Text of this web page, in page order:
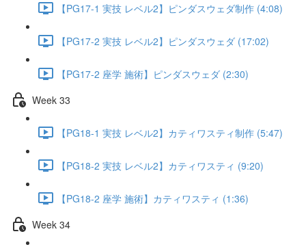
【PG17-1 実技 レベル2】ピンダスウェダ制作 (4:08)
【PG17-2 実技 レベル2】ピンダスウェダ (17:02)
【PG17-2 座学 施術】ピンダスウェダ (2:30)
Week 33
【PG18-1 実技 レベル2】カティワスティ制作 (5:47)
【PG18-2 実技 レベル2】カティワスティ (9:20)
【PG18-2 座学 施術】カティワスティ (1:36)
Week 34